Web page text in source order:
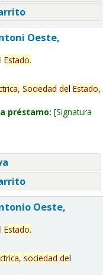
Oeste,
l Estado.
Sociedad del Estado,
préstamo: Signatura
Oeste,
l Estado.
sociedad del